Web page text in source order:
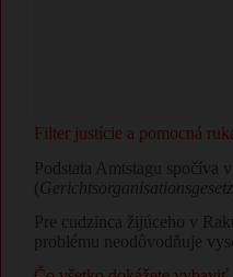
​Filter justície a pomocná
​Podstata Amtstagu spočíva
(Gerichtsorganisationsgesetz
​Pre cudzinca žijúceho v
problému neodôvodňuje